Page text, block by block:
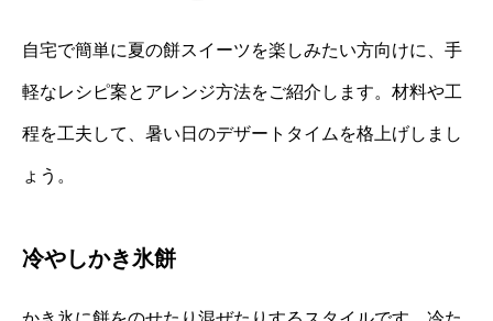
自宅で簡単に夏の餅スイーツを楽しみたい方向けに、手
軽なレシピ案とアレンジ方法をご紹介します。材料や工
程を工夫して、暑い日のデザートタイムを格上げしまし
ょう。
冷やしかき氷餅